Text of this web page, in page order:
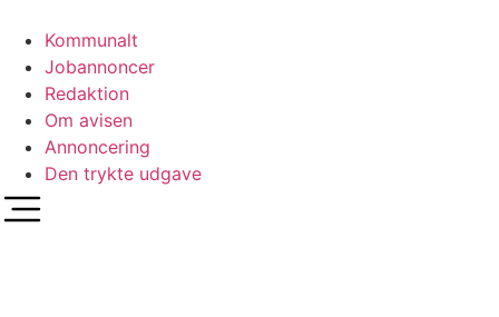
indhold
Kommunalt
Jobannoncer
Redaktion
Om avisen
Annoncering
Den trykte udgave